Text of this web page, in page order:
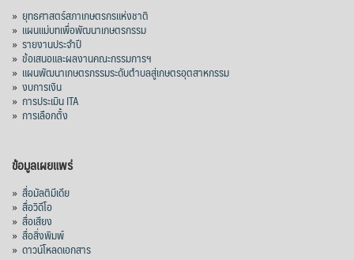
» ยุทธศาสตร์สภาเกษตรกรแห่งชาติ
» แผนแม่บทเพื่อพัฒนาเกษตรกรรม
» รายงานประจำปี
» ข้อเสนอและผลงานคณะกรรมการฯ
» แผนพัฒนาเกษตรกรรมระดับตำบลสู่เกษตรอุตสาหกรรม
» งบการเงิน
» การประเมิน ITA
» การเลือกตั้ง
ข้อมูลเผยแพร่
» สื่อมัลติมีเดีย
» สื่อวิดีโอ
» สื่อเสียง
» สื่อสิ่งพิมพ์
» ดาวน์โหลดเอกสาร